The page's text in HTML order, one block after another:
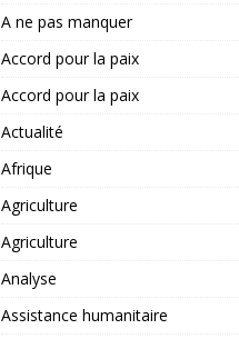
A ne pas manquer
Accord pour la paix
Accord pour la paix
Actualité
Afrique
Agriculture
Agriculture
Analyse
Assistance humanitaire